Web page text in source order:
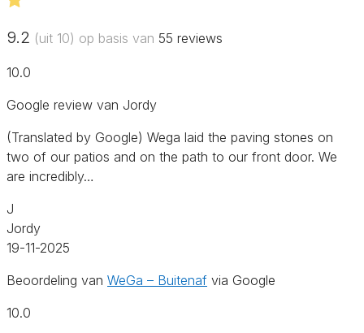
9.2 (uit 10) op basis van 55 reviews
10.0
Google review van Jordy
(Translated by Google) Wega laid the paving stones on
two of our patios and on the path to our front door. We
are incredibly…
J
Jordy
19-11-2025
Beoordeling van WeGa – Buitenaf via Google
10.0